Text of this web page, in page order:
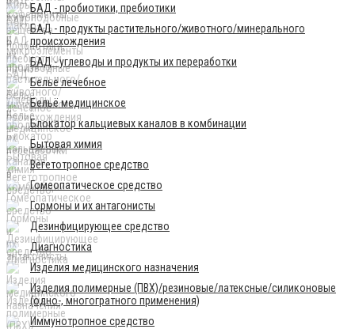
БАД - пробиотики, пребиотики
БАД - продукты растительного/животного/минерального
происхождения
БАД - углеводы и продукты их переработки
Бельё лечебное
Бельё медицинское
Блокатор кальциевых каналов в комбинации
Бытовая химия
Вегетотропное средство
Гомеопатическое средство
Гормоны и их антагонисты
Дезинфицирующее средство
Диагностика
Изделия медицинского назначения
Изделия полимерные (ПВХ)/резиновые/латексные/силиконовые
(одно-, многогратного применения)
Иммунотропное средство